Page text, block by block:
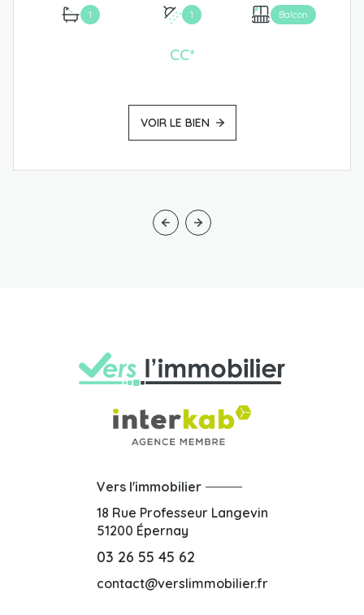
1 1 Balcon
CC*
VOIR LE BIEN
Vers l'immobilier
18 Rue Professeur Langevin
51200 Épernay
03 26 55 45 62
contact@verslimmobilier.fr